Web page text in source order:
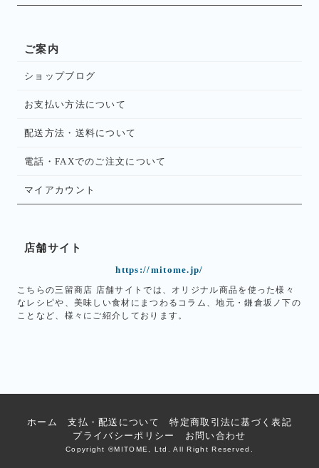
ご案内
ショップブログ
お支払い方法について
配送方法・送料について
電話・FAXでのご注文について
マイアカウント
店舗サイト
https://mitome.jp/
こちらの三留商店 店舗サイトでは、オリジナル商品を使った様々
なレシピや、美味しい食材にまつわるコラム、地元・鎌倉坂ノ下の
ことなど、様々にご紹介しております。
ホーム 支払・配送について
特定商取引法に基づく表記
プライバシーポリシー
お問い合わせ
Copyright ©MITOME, Ltd. All Right Reserved.